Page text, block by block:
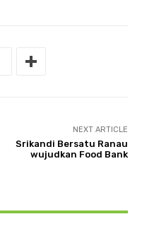
NEXT ARTICLE
Srikandi Bersatu Ranau
wujudkan Food Bank